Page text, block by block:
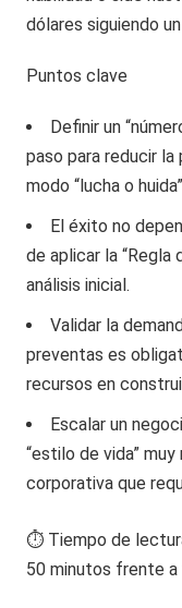
dólares siguiendo
Puntos clave
Definir un
paso para reducir
modo “lucha o
El éxito no
de aplicar la “Regla
análisis inicial.
Validar la
preventas es
recursos en
Escalar un
“estilo de vida”
corporativa que
⏱️ Tiempo de
50 minutos frente a